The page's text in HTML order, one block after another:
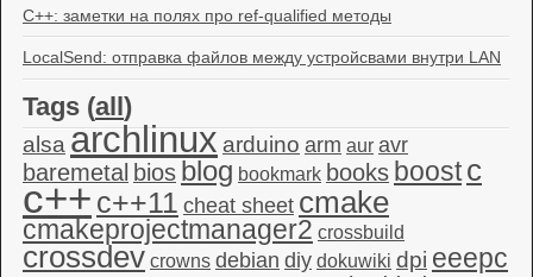
C++: заметки на полях про ref-qualified методы
LocalSend: отправка файлов между устройсвами внутри LAN
Tags (all )
alsa archlinux arduino arm aur avr
baremetal bios blog bookmark books boost c
c++c++11 cheat sheet cmake
cmakeprojectmanager2 crossbuild
crossdev crowns debian diy dokuwiki dpi eeepc